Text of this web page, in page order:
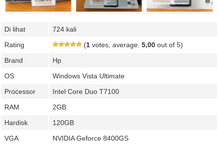
Di lihat
724 kali
Rating
(1 votes, average: 5,00 out of 5)
Brand
Hp
OS
Windows Vista Ultimate
Processor
Intel Core Duo T7100
RAM
2GB
Hardisk
120GB
VGA
NVIDIA Geforce 8400GS